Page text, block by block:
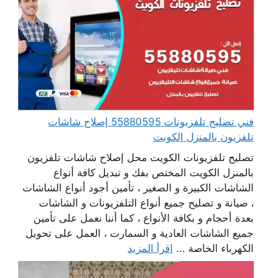
فني تصليح تلفزيونات 55880595 إصلاح شاشات
تلفزيون بالمنزل الكويت
تصليح تلفزيونات الكويت محل إصلاح شاشات تلفزيون
بالمنزل الكويت المختص بفك و تبديل كافة أنواع
الشاشات الكبيرة و الصغير ، تأمين أجود أنواع الشاشات
، صيانة و تصليح جميع أنواع التلفزيونات و الشاشات
بعدة أحجام و بكافة الأنواع ، كما أننا نعمل على تأمين
جميع الشاشات العادية و السمارت ، العمل على تحويل
الكهرباء الخاصة ... اقرأ المزيد